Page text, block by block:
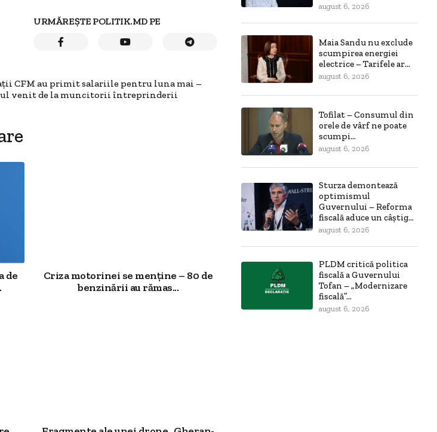
URMĂREȘTE POLITIK.MD PE
CFM au primit salariile pentru luna mai –
venit de la muncitorii întreprinderii
de
Criza motorinei se menține – 80 de
benzinării au rămas...
august 6, 2026
Maia Sandu nu exclude
scumpirea energiei
electrice – Tarifele ar...
august 6, 2026
Tofilat – Consumul din
orele de vârf ne poate
scumpi...
august 6, 2026
Sturza demontează
optimismul
Guvernului – Reforma
fiscală aduce un câștig...
august 6, 2026
PLDM critică politica
fiscală a Guvernului
Tofan – „Modernizare
fiscală”...
august 6, 2026